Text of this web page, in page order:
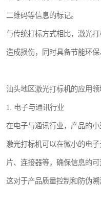
二维码等信息的标记。
与传统打标方式相比，激光
造成损伤，同时具备节能环保
汕头地区激光打标机的应用领
1. 电子与通讯行业
在电子与通讯行业，产品的小
激光打标机可以在微小的电
片、连接器等，确保信息的可
这对于产品质量控制和防伪溯